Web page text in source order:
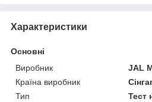
Характеристики
Основні
Виробник
JAL
Країна виробник
Тип
Тест